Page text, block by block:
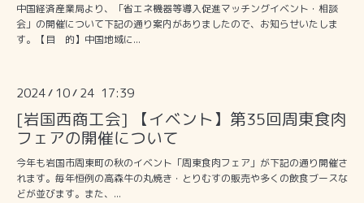
中国経済産業局より、「省エネ機器等導入促進マッチングイベント・相談
会」の開催について下記の通り案内がありましたので、お知らせいたしま
す。【目 的】中国地域に...
2024/ 10/ 24 17:39
[岩国西商工会] 【イベント】第35回周東食肉
フェアの開催について
今年も岩国市周東町の秋のイベント「周東食肉フェア」が下記の通り開催さ
れます。毎年恒例の高森牛の丸焼き・とりむすの販売や多くの飲食ブースな
どが並びます。また、...